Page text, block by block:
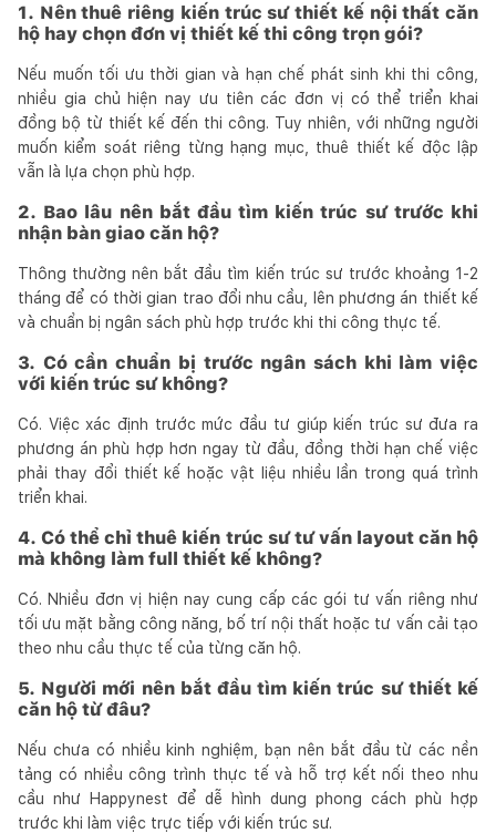
1. Nên thuê riêng kiến trúc sư thiết kế nội thất căn
hộ hay chọn đơn vị thiết kế thi công trọn gói?
Nếu muốn tối ưu thời gian và hạn chế phát sinh khi thi công,
nhiều gia chủ hiện nay ưu tiên các đơn vị có thể triển khai
đồng bộ từ thiết kế đến thi công. Tuy nhiên, với những người
muốn kiểm soát riêng từng hạng mục, thuê thiết kế độc lập
vẫn là lựa chọn phù hợp.
2. Bao lâu nên bắt đầu tìm kiến trúc sư trước khi
nhận bàn giao căn hộ?
Thông thường nên bắt đầu tìm kiến trúc sư trước khoảng 1-2
tháng để có thời gian trao đổi nhu cầu, lên phương án thiết kế
và chuẩn bị ngân sách phù hợp trước khi thi công thực tế.
3. Có cần chuẩn bị trước ngân sách khi làm việc
với kiến trúc sư không?
Có. Việc xác định trước mức đầu tư giúp kiến trúc sư đưa ra
phương án phù hợp hơn ngay từ đầu, đồng thời hạn chế việc
phải thay đổi thiết kế hoặc vật liệu nhiều lần trong quá trình
triển khai.
4. Có thể chỉ thuê kiến trúc sư tư vấn layout căn hộ
mà không làm full thiết kế không?
Có. Nhiều đơn vị hiện nay cung cấp các gói tư vấn riêng như
tối ưu mặt bằng công năng, bố trí nội thất hoặc tư vấn cải tạo
theo nhu cầu thực tế của từng căn hộ.
5. Người mới nên bắt đầu tìm kiến trúc sư thiết kế
căn hộ từ đâu?
Nếu chưa có nhiều kinh nghiệm, bạn nên bắt đầu từ các nền
tảng có nhiều công trình thực tế và hỗ trợ kết nối theo nhu
cầu như Happynest để dễ hình dung phong cách phù hợp
trước khi làm việc trực tiếp với kiến trúc sư.